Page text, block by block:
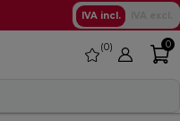
IVA incl.
favorite
0 0